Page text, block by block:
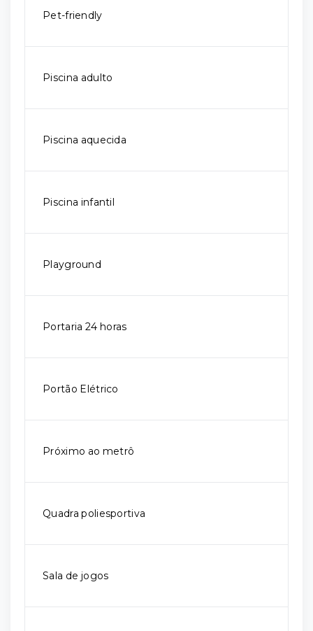
Pet-friendly
Piscina adulto
Piscina aquecida
Piscina infantil
Playground
Portaria 24 horas
Portão Elétrico
Próximo ao metrô
Quadra poliesportiva
Sala de jogos